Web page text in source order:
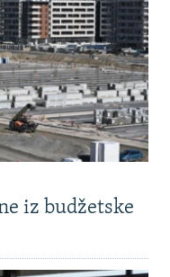
iz budžetske